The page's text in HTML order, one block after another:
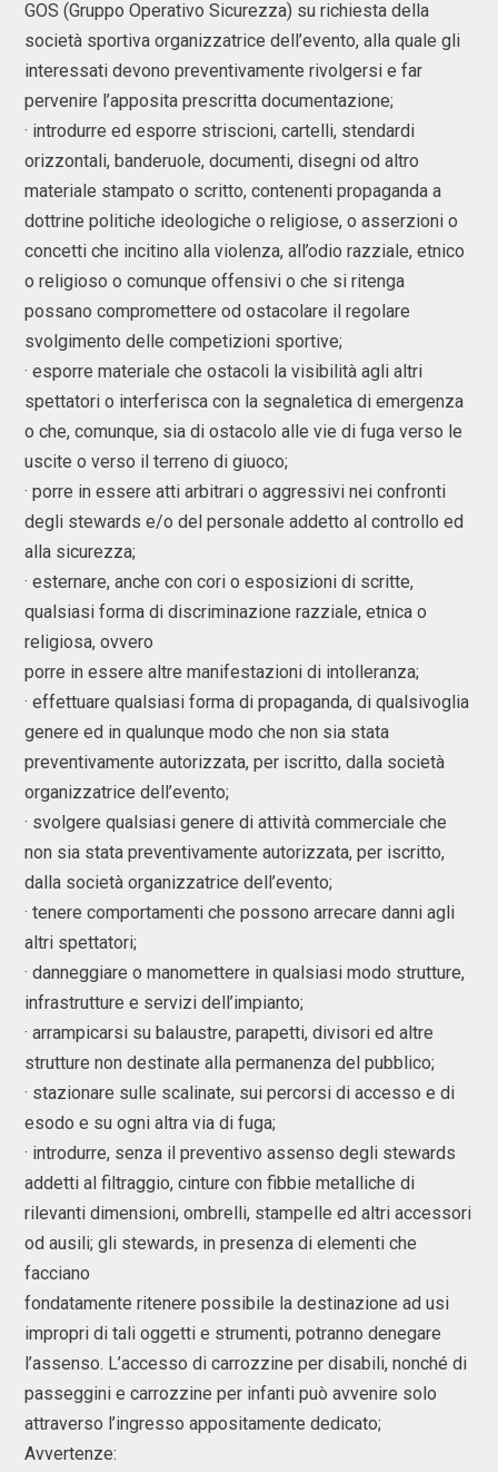
GOS (Gruppo Operativo Sicurezza) su richiesta della
società sportiva organizzatrice dell’evento, alla quale gli
interessati devono preventivamente rivolgersi e far
pervenire l’apposita prescritta documentazione;
· introdurre ed esporre striscioni, cartelli, stendardi
orizzontali, banderuole, documenti, disegni od altro
materiale stampato o scritto, contenenti propaganda a
dottrine politiche ideologiche o religiose, o asserzioni o
concetti che incitino alla violenza, all’odio razziale, etnico
o religioso o comunque offensivi o che si ritenga
possano compromettere od ostacolare il regolare
svolgimento delle competizioni sportive;
· esporre materiale che ostacoli la visibilità agli altri
spettatori o interferisca con la segnaletica di emergenza
o che, comunque, sia di ostacolo alle vie di fuga verso le
uscite o verso il terreno di giuoco;
· porre in essere atti arbitrari o aggressivi nei confronti
degli stewards e/o del personale addetto al controllo ed
alla sicurezza;
· esternare, anche con cori o esposizioni di scritte,
qualsiasi forma di discriminazione razziale, etnica o
religiosa, ovvero
porre in essere altre manifestazioni di intolleranza;
· effettuare qualsiasi forma di propaganda, di qualsivoglia
genere ed in qualunque modo che non sia stata
preventivamente autorizzata, per iscritto, dalla società
organizzatrice dell’evento;
· svolgere qualsiasi genere di attività commerciale che
non sia stata preventivamente autorizzata, per iscritto,
dalla società organizzatrice dell’evento;
· tenere comportamenti che possono arrecare danni agli
altri spettatori;
· danneggiare o manomettere in qualsiasi modo strutture,
infrastrutture e servizi dell’impianto;
· arrampicarsi su balaustre, parapetti, divisori ed altre
strutture non destinate alla permanenza del pubblico;
· stazionare sulle scalinate, sui percorsi di accesso e di
esodo e su ogni altra via di fuga;
· introdurre, senza il preventivo assenso degli stewards
addetti al filtraggio, cinture con fibbie metalliche di
rilevanti dimensioni, ombrelli, stampelle ed altri accessori
od ausili; gli stewards, in presenza di elementi che
facciano
fondatamente ritenere possibile la destinazione ad usi
impropri di tali oggetti e strumenti, potranno denegare
l’assenso. L’accesso di carrozzine per disabili, nonché di
passeggini e carrozzine per infanti può avvenire solo
attraverso l’ingresso appositamente dedicato;
Avvertenze: